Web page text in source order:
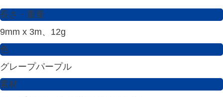
長さ・重量
9mm x 3m、12g
色
グレープパープル
素材